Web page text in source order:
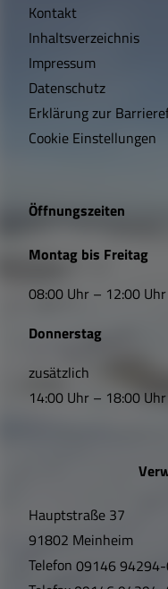
c
h
t
i
e
L
n
k
s
f
n
Kontakt
Inhaltsverzeichnis
Impressum
Datenschutz
Erklärung zur
Cookie Einstellungen
Öffnungszeiten
Montag bis Freitag
08:00 Uhr – 12:00 Uhr
Donnerstag
zusätzlich
14:00 Uhr – 18:00 Uhr
Hauptstraße 37
91802 Meinheim
Telefon 09146